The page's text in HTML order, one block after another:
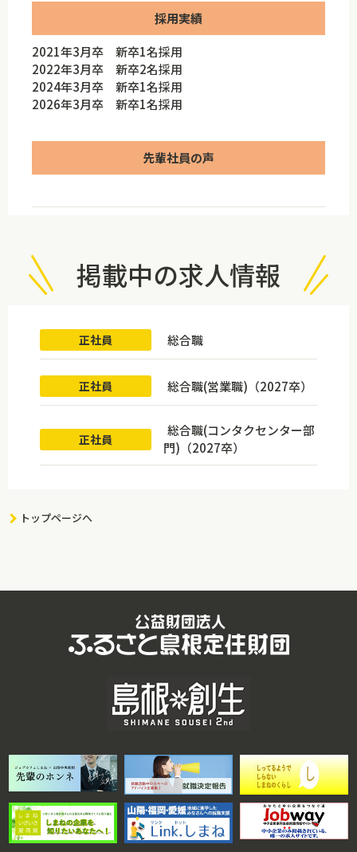
採用実績
2021年3月卒 新卒1名採用
2022年3月卒 新卒2名採用
2024年3月卒 新卒1名採用
2026年3月卒 新卒1名採用
先輩社員の声
掲載中の求人情報
正社員 総合職
正社員 総合職(営業職)（2027卒）
正社員
総合職(コンタクセンター部
門)（2027卒）
トップページへ